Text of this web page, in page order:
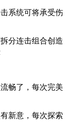
系统可将承受伤
分连击组合创造
畅了，每次完美
新意，每次探索